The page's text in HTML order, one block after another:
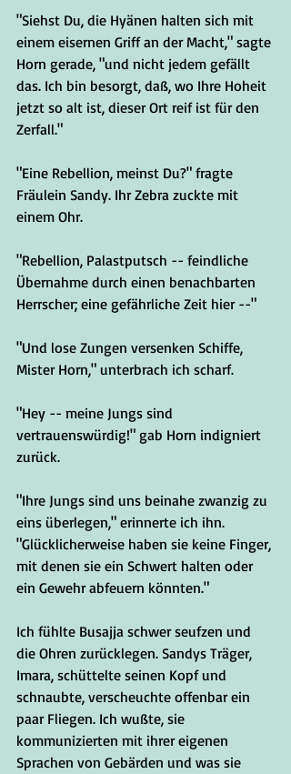
"Siehst Du, die Hyänen halten sich mit
einem eisernen Griff an der Macht," sagte
Horn gerade, "und nicht jedem gefällt
das. Ich bin besorgt, daß, wo Ihre Hoheit
jetzt so alt ist, dieser Ort reif ist für den
Zerfall."
"Eine Rebellion, meinst Du?" fragte
Fräulein Sandy. Ihr Zebra zuckte mit
einem Ohr.
"Rebellion, Palastputsch -- feindliche
Übernahme durch einen benachbarten
Herrscher; eine gefährliche Zeit hier --"
"Und lose Zungen versenken Schiffe,
Mister Horn," unterbrach ich scharf.
"Hey -- meine Jungs sind
vertrauenswürdig!" gab Horn indigniert
zurück.
"Ihre Jungs sind uns beinahe zwanzig zu
eins überlegen," erinnerte ich ihn.
"Glücklicherweise haben sie keine Finger,
mit denen sie ein Schwert halten oder
ein Gewehr abfeuern könnten."
Ich fühlte Busajja schwer seufzen und
die Ohren zurücklegen. Sandys Träger,
Imara, schüttelte seinen Kopf und
schnaubte, verscheuchte offenbar ein
paar Fliegen. Ich wußte, sie
kommunizierten mit ihrer eigenen
Sprachen von Gebärden und was sie